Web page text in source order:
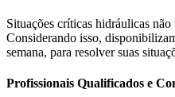
Situações críticas hidráulicas
Considerando isso,
semana, para resolver suas
Profissionais Qualificados e